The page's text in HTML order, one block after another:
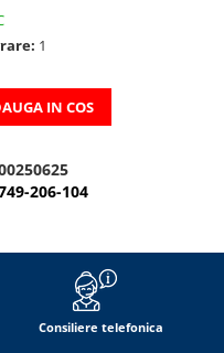
1
IN COS
206-104
Consiliere telefonica